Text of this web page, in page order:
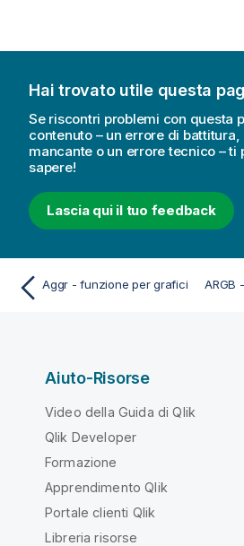
Hai trovato utile questa
Se riscontri problemi con questa
contenuto – un errore di
mancante o un errore tecnico –
sapere!
Lascia qui il tuo feedback
Aggr - funzione per grafici
Aiuto-Risorse
Video della Guida di Qlik
Qlik Developer
Formazione
Apprendimento Qlik
Portale clienti Qlik
Libreria risorse